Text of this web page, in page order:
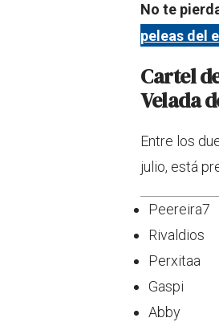
No te
peleas del
Cartel
Velada
Entre los
julio, está
Peereira7
Rivaldios
Perxitaa
Gaspi
Abby